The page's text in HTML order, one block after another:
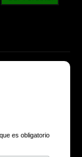
es obligatorio